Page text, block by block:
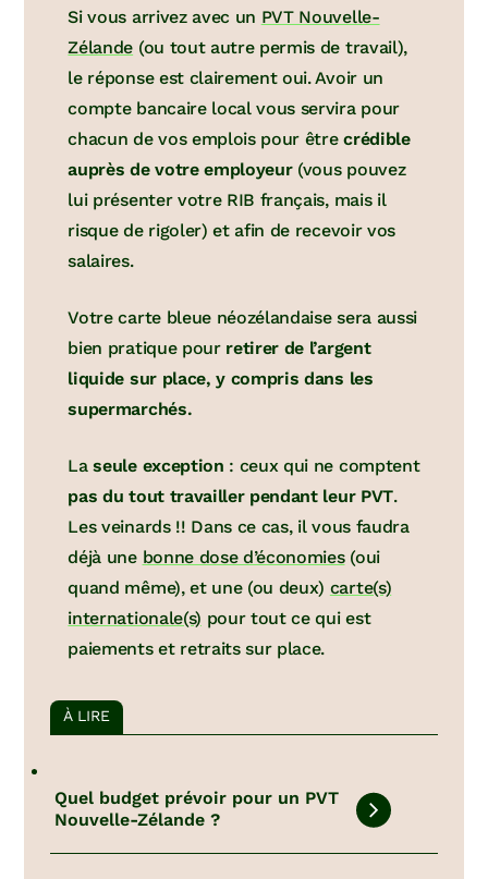
Si vous arrivez avec un PVT Nouvelle-
Zélande (ou tout autre permis de travail),
le réponse est clairement oui. Avoir un
compte bancaire local vous servira pour
chacun de vos emplois pour êtrecrédible
auprès de votre employeur(vous pouvez
lui présenter votre RIB français, mais il
risque de rigoler) et afin de recevoir vos
salaires.
Votre carte bleue néozélandaise sera aussi
bien pratique pour retirer de l’argent
liquide sur place, y compris dans les
supermarchés.
Laseule exception : ceux qui ne comptent
pas du tout travailler pendant leur PVT.
Les veinards !! Dans ce cas, il vous faudra
déjà une bonne dose d’économies(oui
quand même), et une (ou deux) carte(s)
internationale(s) pour tout ce qui est
paiements et retraits sur place.
À LIRE
Quel budget prévoir pour un PVT
Nouvelle-Zélande ?